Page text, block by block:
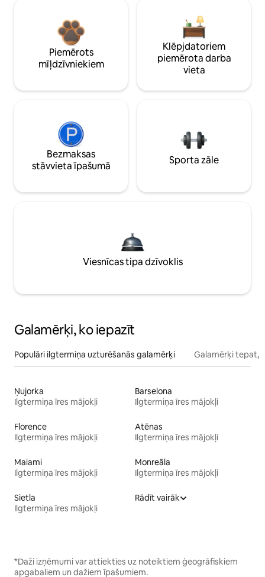
Piemērots
mīļdzīvniekiem
Klēpjdatoriem
piemērota darba
vieta
Bezmaksas
stāvvieta īpašumā
Sporta zāle
Viesnīcas tipa dzīvoklis
Galamērķi, ko iepazīt
Populāri ilgtermiņa uzturēšanās galamērķi Galamērķi tepat,
Ņujorka
Ilgtermiņa īres mājokļi
Barselona
Ilgtermiņa īres mājokļi
Florence
Ilgtermiņa īres mājokļi
Atēnas
Ilgtermiņa īres mājokļi
Maiami
Ilgtermiņa īres mājokļi
Monreāla
Ilgtermiņa īres mājokļi
Sietla
Ilgtermiņa īres mājokļi
Rādīt vairāk
*Daži izņēmumi var attiekties uz noteiktiem ģeogrāfiskiem
apgabaliem un dažiem īpašumiem.